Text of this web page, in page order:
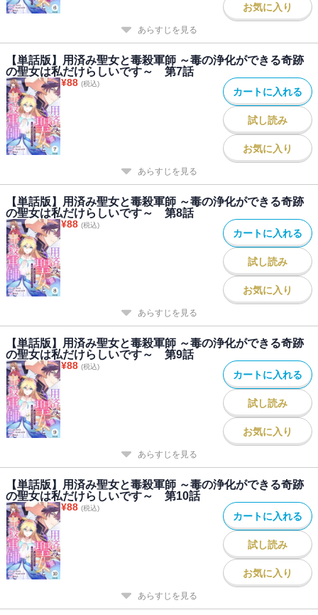
お気に入り
あらすじを見る
【単話版】用済み聖女と毒殺軍師 ～毒の浄化ができる奇跡
の聖女は私だけらしいです～ 第7話
¥88 (税込)
カートに入れる
試し読み
お気に入り
あらすじを見る
【単話版】用済み聖女と毒殺軍師 ～毒の浄化ができる奇跡
の聖女は私だけらしいです～ 第8話
¥88 (税込)
カートに入れる
試し読み
お気に入り
あらすじを見る
【単話版】用済み聖女と毒殺軍師 ～毒の浄化ができる奇跡
の聖女は私だけらしいです～ 第9話
¥88 (税込)
カートに入れる
試し読み
お気に入り
あらすじを見る
【単話版】用済み聖女と毒殺軍師 ～毒の浄化ができる奇跡
の聖女は私だけらしいです～ 第10話
¥88 (税込)
カートに入れる
試し読み
お気に入り
あらすじを見る